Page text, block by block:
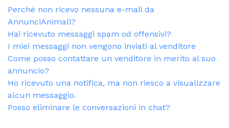
Perché non ricevo nessuna e-mail da
AnnunciAnimali?
Hai ricevuto messaggi spam od offensivi?
I miei messaggi non vengono inviati al venditore
Come posso contattare un venditore in merito al suo
annuncio?
Ho ricevuto una notifica, ma non riesco a visualizzare
alcun messaggio.
Posso eliminare le conversazioni in chat?